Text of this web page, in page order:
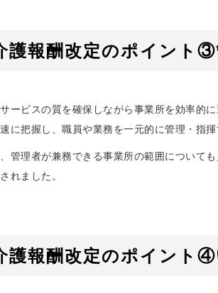
護報酬改定のポイント③
ービスの質を確保しながら事業所を効率的
に把握し、職員や業務を一元的に管理・指揮
管理者が兼務できる事業所の範囲について
れました。
護報酬改定のポイント